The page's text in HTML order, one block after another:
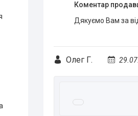
Коментар
Дякуємо Вам за
Олег Г.